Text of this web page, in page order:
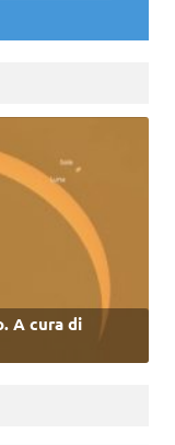
A cura di